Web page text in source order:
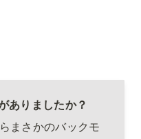
ありましたか？
まさかのバックモ